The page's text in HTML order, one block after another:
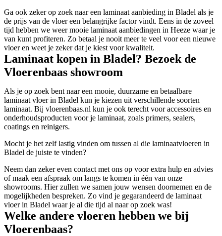
Ga ook zeker op zoek naar een laminaat aanbieding in Bladel als je
de prijs van de vloer een belangrijke factor vindt. Eens in de zoveel
tijd hebben we weer mooie laminaat aanbiedingen in Heeze waar je
van kunt profiteren. Zo betaal je nooit meer te veel voor een nieuwe
vloer en weet je zeker dat je kiest voor kwaliteit.
Laminaat kopen in Bladel? Bezoek de
Vloerenbaas showroom
Als je op zoek bent naar een mooie, duurzame en betaalbare
laminaat vloer in Bladel kun je kiezen uit verschillende soorten
laminaat. Bij vloerenbaas.nl kun je ook terecht voor accessoires en
onderhoudsproducten voor je laminaat, zoals primers, sealers,
coatings en reinigers.
Mocht je het zelf lastig vinden om tussen al die laminaatvloeren in
Bladel de juiste te vinden?
Neem dan zeker even contact met ons op voor extra hulp en advies
of maak een afspraak om langs te komen in één van onze
showrooms. Hier zullen we samen jouw wensen doornemen en de
mogelijkheden bespreken. Zo vind je gegarandeerd de laminaat
vloer in Bladel waar je al die tijd al naar op zoek was!
Welke andere vloeren hebben we bij
Vloerenbaas?